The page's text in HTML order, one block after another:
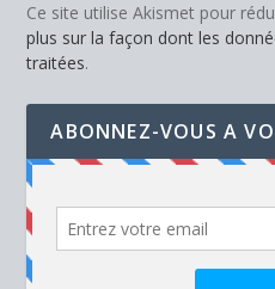
Ce site utilise Akismet pour
plus sur la façon dont les
traitées.
ABONNEZ-VOUS A